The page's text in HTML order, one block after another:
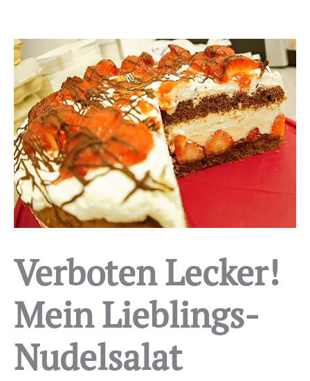
Verboten Lecker!
Mein Lieblings-
Nudelsalat